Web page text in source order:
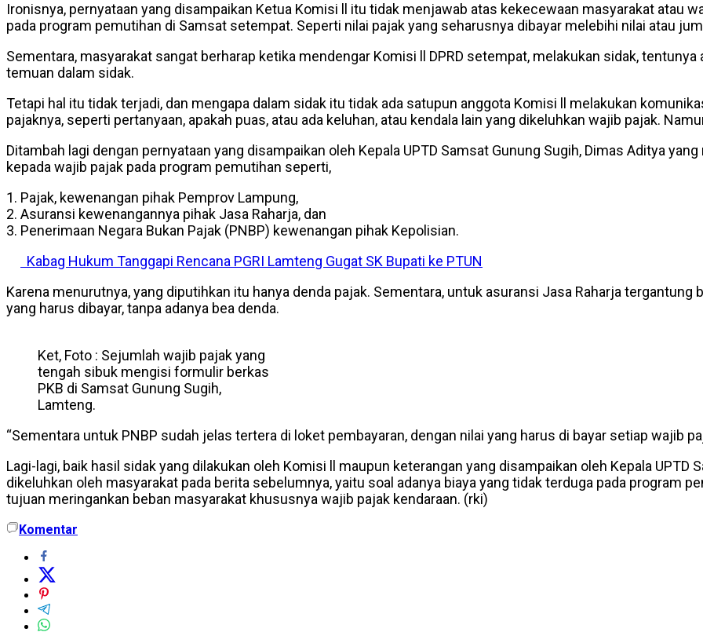
Ironisnya, pernyataan yang disampaikan Ketua Komisi ll itu tidak menjawab atas kekecewaan masyarakat atau
pada program pemutihan di Samsat setempat. Seperti nilai pajak yang seharusnya dibayar melebihi nilai atau
Sementara, masyarakat sangat berharap ketika mendengar Komisi ll DPRD setempat, melakukan sidak,
temuan dalam sidak.
Tetapi hal itu tidak terjadi, dan mengapa dalam sidak itu tidak ada satupun anggota Komisi ll melakukan
pajaknya, seperti pertanyaan, apakah puas, atau ada keluhan, atau kendala lain yang dikeluhkan wajib pajak.
Ditambah lagi dengan pernyataan yang disampaikan oleh Kepala UPTD Samsat Gunung Sugih, Dimas Aditya
kepada wajib pajak pada program pemutihan seperti,
1. Pajak, kewenangan pihak Pemprov Lampung,
2. Asuransi kewenangannya pihak Jasa Raharja, dan
3. Penerimaan Negara Bukan Pajak (PNBP) kewenangan pihak Kepolisian.
Kabag Hukum Tanggapi Rencana PGRI Lamteng Gugat SK Bupati ke PTUN
Karena menurutnya, yang diputihkan itu hanya denda pajak. Sementara, untuk asuransi Jasa Raharja tergantung
yang harus dibayar, tanpa adanya bea denda.
Ket, Foto : Sejumlah wajib pajak yang
tengah sibuk mengisi formulir berkas
PKB di Samsat Gunung Sugih,
Lamteng.
“Sementara untuk PNBP sudah jelas tertera di loket pembayaran, dengan nilai yang harus di bayar setiap wajib
Lagi-lagi, baik hasil sidak yang dilakukan oleh Komisi ll maupun keterangan yang disampaikan oleh Kepala UPTD
dikeluhkan oleh masyarakat pada berita sebelumnya, yaitu soal adanya biaya yang tidak terduga pada program
tujuan meringankan beban masyarakat khususnya wajib pajak kendaraan. (rki)
Komentar